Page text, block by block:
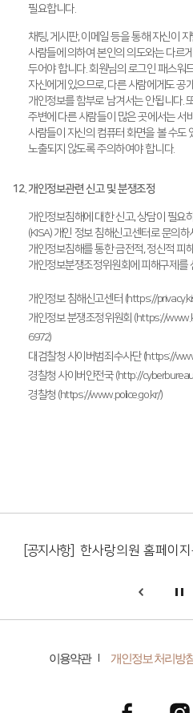
필요합니다.
채팅, 게시판, 이메일 등을 통해 자신이
사람들에 의하여 본인의 의도와는 다르
두어야 합니다. 회원님의 로그인 패스워
자신에게 있으므로, 다른 사람에게도 공
개인정보를 함부로 남겨서는 안됩니다.
주변에 다른 사람들이 많은 곳에서는 서
사람들이 자신의 컴퓨터 화면을 볼 수도
노출되지 않도록 주의하여야 합니다.
12. 개인정보관련 신고 및 분쟁조정
개인정보침해에 대한 신고, 상담이 필요
(KISA) 개인 정보 침해신고센터로 문의
개인정보침해를 통한 금전적, 정신적 피
개인정보분쟁조정위원회에 피해구제를
개인정보 침해신고센터 (https://
개인정보 분쟁조정위원회 (https://
6972)
대검찰청 사이버범죄수사단 (https://
경찰청 사이버안전국 (http://
경찰청 (https://www.police.go.kr/)
[공지사항] 한사랑의원 홈페이
이용약관 개인정보 처리방